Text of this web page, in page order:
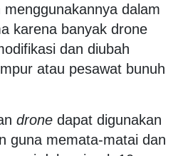
dalam
karena banyak drone
dan diubah
atau pesawat bunuh
drone dapat digunakan
guna memata-matai dan